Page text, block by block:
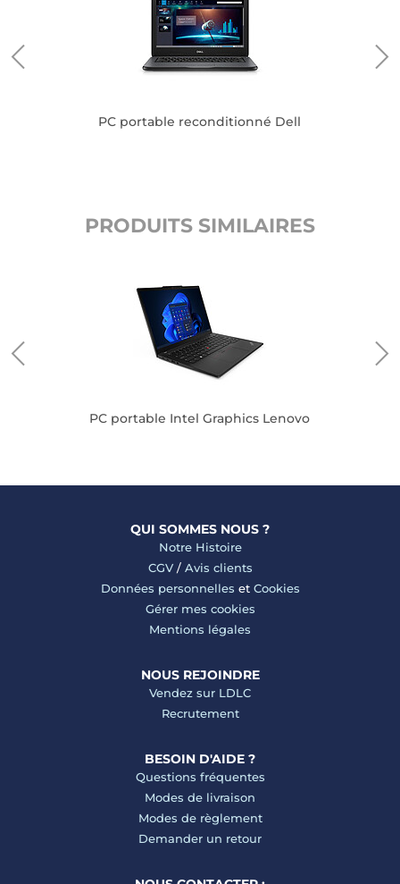
PC portable reconditionné Dell
PRODUITS SIMILAIRES
PC portable Intel Graphics Lenovo
QUI SOMMES NOUS ?
Notre Histoire
CGV/ Avis clients
Données personnelles et Cookies
Gérer mes cookies
Mentions légales
NOUS REJOINDRE
Vendez sur LDLC
Recrutement
BESOIN D'AIDE ?
Questions fréquentes
Modes de livraison
Modes de règlement
Demander un retour